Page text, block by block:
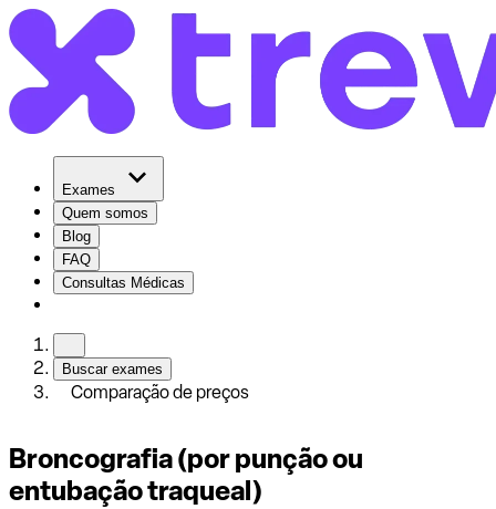
Exames
Quem somos
Blog
FAQ
Consultas Médicas
Buscar exames
Comparação de preços
Broncografia (por punção ou
entubação traqueal)